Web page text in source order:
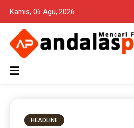
Kamis, 06 Agu, 2026
Andalas Pos
Mencari Fakta Menuju Realita
terpercaya seputar politik nasional,
HEADLINE